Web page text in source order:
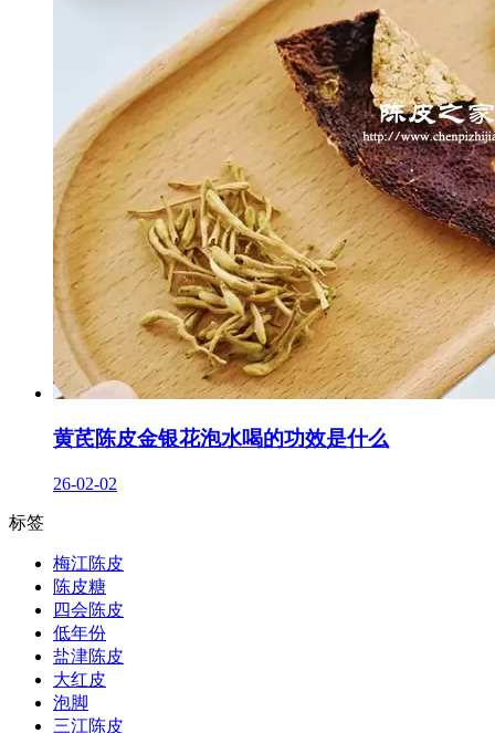
黄芪陈皮金银花泡水喝的功效是什么
26-02-02
标签
梅江陈皮
陈皮糖
四会陈皮
低年份
盐津陈皮
大红皮
泡脚
三江陈皮